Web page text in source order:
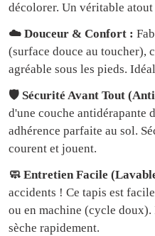
décolorer. Un véritable
☁️ Douceur & Confort :
(surface douce au toucher),
agréable sous les pieds.
🛡️ Sécurité Avant Tout
d'une couche antidérapante
adhérence parfaite au sol.
courent et jouent.
🧼 Entretien Facile
accidents ! Ce tapis est
ou en machine (cycle
sèche rapidement.